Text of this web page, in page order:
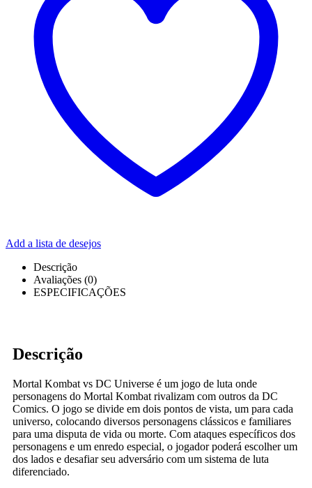
Add a lista de desejos
Descrição
Avaliações (0)
ESPECIFICAÇÕES
Descrição
Mortal Kombat vs DC Universe é um jogo de luta onde
personagens do Mortal Kombat rivalizam com outros da DC
Comics. O jogo se divide em dois pontos de vista, um para cada
universo, colocando diversos personagens clássicos e familiares
para uma disputa de vida ou morte. Com ataques específicos dos
personagens e um enredo especial, o jogador poderá escolher um
dos lados e desafiar seu adversário com um sistema de luta
diferenciado.